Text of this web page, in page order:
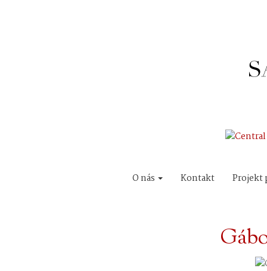
O nás Kontakt Projekt